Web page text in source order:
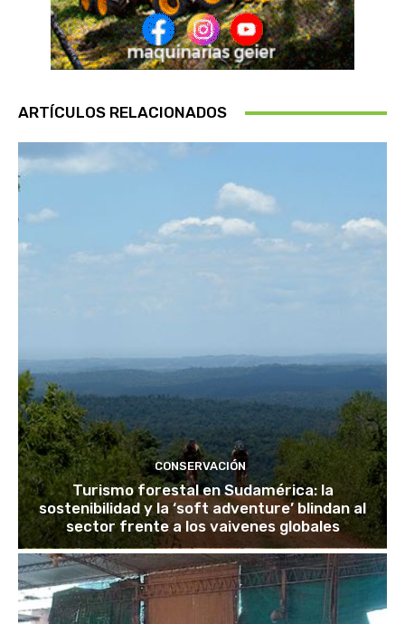
ARTÍCULOS RELACIONADOS
CONSERVACIÓN
Turismo forestal en Sudamérica: la
sostenibilidad y la ‘soft adventure’ blindan al
sector frente a los vaivenes globales